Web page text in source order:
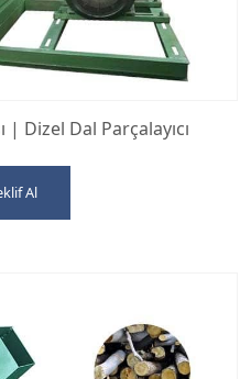
| Dizel Dal Parçalayıcı
Al